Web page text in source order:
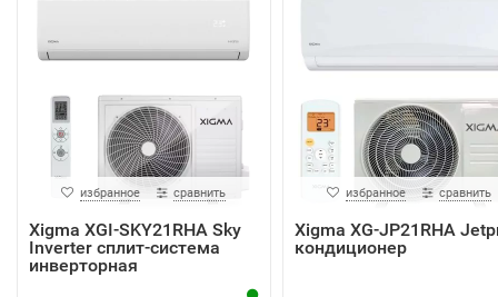
избранное сравнить
Xigma XGI-SKY21RHA Sky
Inverter сплит-система
инверторная
избранное сравнить
Xigma XG-JP21RHA
кондиционер